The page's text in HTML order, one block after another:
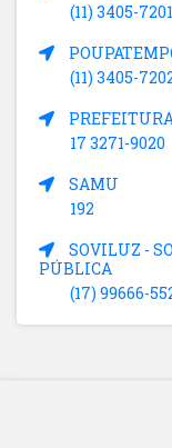
(11) 3405-7201
(11) 3405-
17 3271-9020
SAMU
192
SOVILUZ -
PÚBLICA
(17) 99666-